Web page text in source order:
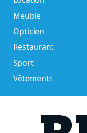
Meuble
Opticien
Restaurant
Sport
Vêtements